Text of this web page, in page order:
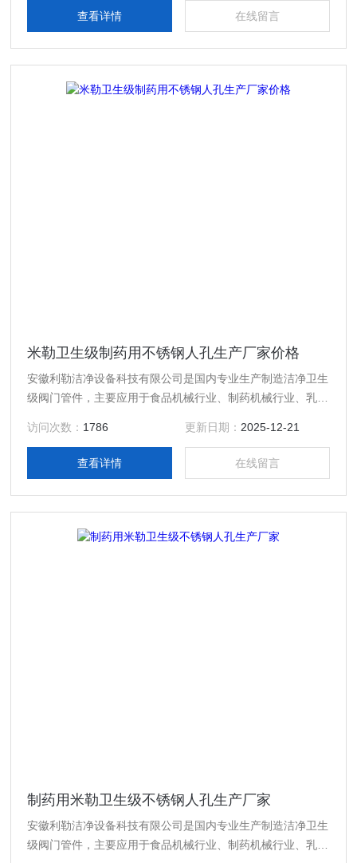
级制药用不锈钢人孔生产厂家，真空接头，真空卡箍，真空法
兰，KF接头，真空软管，真空波纹管等。
查看详情 在线留言
米勒卫生级制药用不锈钢人孔生产厂家价格
安徽利勒洁净设备科技有限公司是国内专业生产制造洁净卫生
级阀门管件，主要应用于食品机械行业、制药机械行业、乳制
设备的专业生产厂家，产品规格齐全；产品主要有：米勒卫生
级制药用不锈钢人孔生产厂家价格，真空接头，真空卡箍，真
法兰，KF接头，真空软管，真空波纹管等。
访问次数： 1786 更新日期： 2025-12-21
查看详情 在线留言
制药用米勒卫生级不锈钢人孔生产厂家
安徽利勒洁净设备科技有限公司是国内专业生产制造洁净卫生
级阀门管件，主要应用于食品机械行业、制药机械行业、乳制